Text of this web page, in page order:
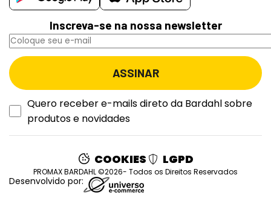
Inscreva-se na nossa newsletter
Quero receber e-mails direto da Bardahl sobre
produtos e novidades
COOKIES LGPD
PROMAX BARDAHL ©2026- Todos os Direitos Reservados
Desenvolvido por: